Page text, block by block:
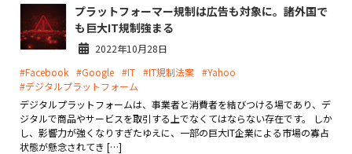
外部サービス連携
インフラ環境・サポート
費用
製品
特長
プラットフォーマー規制は広告も対象に。諸外国で
も巨大IT規制強まる
2022年10月28日
#Facebook #Google #IT #IT規制法案 #Yahoo
#デジタルプラットフォーム
デジタルプラットフォームは、事業者と消費者を結びつける場であり、デ
ジタルで商品やサービスを取引する上でなくてはならない存在です。 しか
し、影響力が強くなりすぎたゆえに、一部の巨大IT企業による市場の寡占
状態が懸念されてき […]